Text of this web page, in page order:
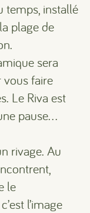
temps, installé
plage de
sera
vous faire
Le Riva est
pause…
rivage. Au
le
l’image